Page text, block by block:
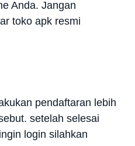
Anda. Jangan
toko apk resmi
pendaftaran lebih
setelah selesai
login silahkan